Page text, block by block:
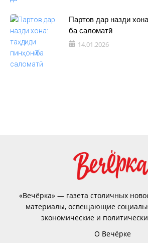
Партов дар назди
ба саломатӣ
14.01.2026
«Вечёрка» — газета столичных
материалы, освещающие
экономические и
О Вечёрке